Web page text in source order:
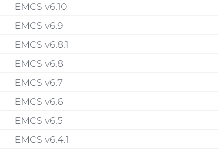
EMCS v6.10
EMCS v6.9
EMCS v6.8.1
EMCS v6.8
EMCS v6.7
EMCS v6.6
EMCS v6.5
EMCS v6.4.1